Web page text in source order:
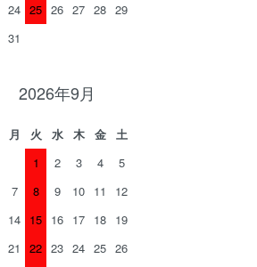
24 25 26 27 28 29
31
2026年9月
月 火 水 木 金
土
1
2 3 4
5
7 8 9 10 11
12
14 15 16 17 18 19
21 22 23 24 25 26